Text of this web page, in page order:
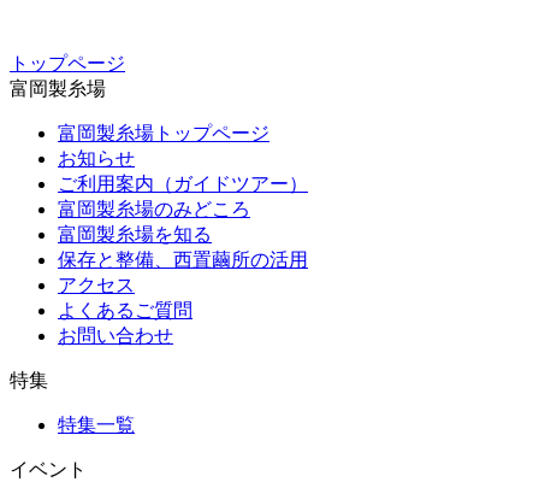
トップページ
富岡製糸場
富岡製糸場トップページ
お知らせ
ご利用案内（ガイドツアー）
富岡製糸場のみどころ
富岡製糸場を知る
保存と整備、西置繭所の活用
アクセス
よくあるご質問
お問い合わせ
特集
特集一覧
イベント